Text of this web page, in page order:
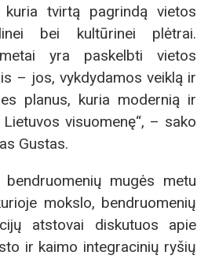
tvirtą pagrindą vietos
bei kultūrinei plėtrai.
yra paskelbti vietos
– jos, vykdydamos veiklą ir
planus, kuria modernią ir
visuomenę“, – sako
Gustas.
mugės metu
mokslo, bendruomenių
atstovai diskutuos apie
ir kaimo integracinių ryšių